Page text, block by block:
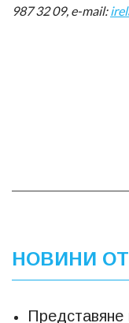
987 32 09, e-mail:
НОВИНИ